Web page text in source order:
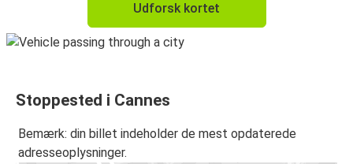
Udforsk kortet
Stoppested i Cannes
Bemærk: din billet indeholder de mest opdaterede
adresseoplysninger.